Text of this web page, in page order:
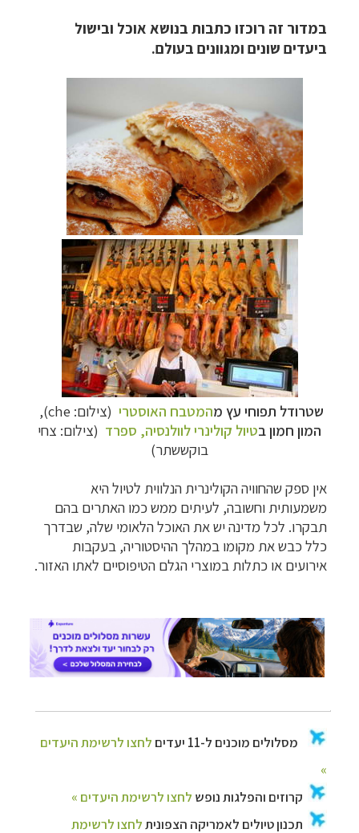
במדור זה רוכזו כתבות בנושא אוכל ובישול
ביעדים שונים ומגוונים בעולם.
שטרודל תפוחי עץ מהמטבח האוסטרי (צילום: che),
המון חמון בטיול קולינרי לוולנסיה, ספרד (צילום: צחי
בוקששתר)
אין ספק שהחוויה הקולינרית הנלווית לטיול היא
משמעותית וחשובה, לעיתים ממש כמו האתרים בהם
תבקרו. לכל מדינה יש את האוכל הלאומי שלה, שבדרך
כלל כבש את מקומו במהלך ההיסטוריה, בעקבות
אירועים או כתלות במוצרי הגלם הטיפוסיים לאתו האזור.
היעדים »